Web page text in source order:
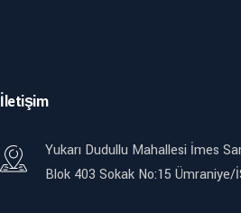
İletişim
Yukarı Dudullu Mahallesi İmes
Blok 403 Sokak No:15 Ümraniye/